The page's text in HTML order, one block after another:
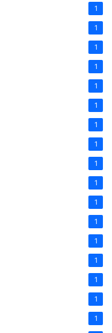
1
1
1
1
1
1
1
1
1
1
1
1
1
1
1
1
1